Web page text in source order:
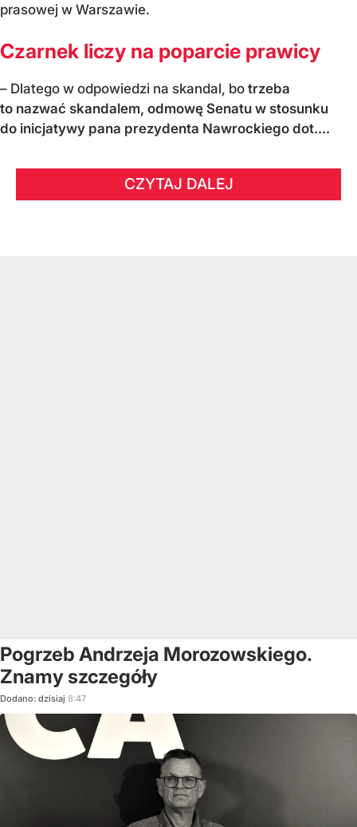
prasowej w Warszawie.
Czarnek liczy na poparcie prawicy
– Dlatego w odpowiedzi na skandal, bo trzeba
to nazwać skandalem, odmowę Senatu w stosunku
do inicjatywy pana prezydenta Nawrockiego dot....
CZYTAJ DALEJ
Pogrzeb Andrzeja Morozowskiego.
Znamy szczegóły
Dodano: dzisiaj 8:47